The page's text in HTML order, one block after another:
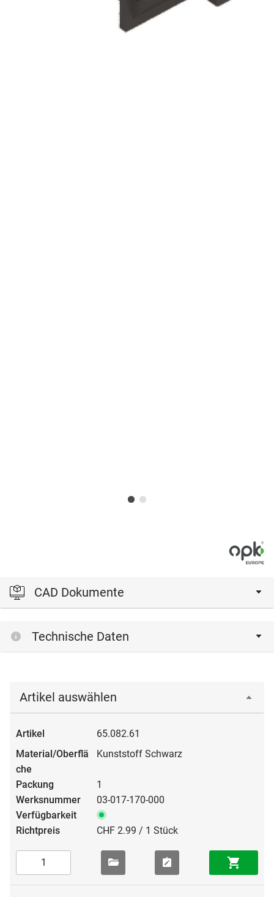
CAD Dokumente
herunterladen zu können.
Technische Daten
Artikel auswählen
65.082.61
Kunststoff Schwarz
1
03-017-170-000
CHF 2.99 / 1 Stück